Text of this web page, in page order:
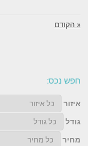
« הקודם
חפש נכס:
איזור
גודל
מחיר